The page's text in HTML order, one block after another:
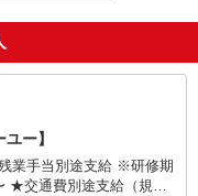
ー】
業手当別途支給 ※研修期
★交通費別途支給（規定